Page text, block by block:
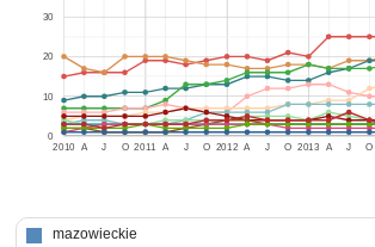
2010 2011 2012 2013
A J O A J O A J O A J O
0
10
20
30
mazowieckie